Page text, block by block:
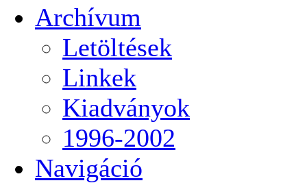
Archívum
Letöltések
Linkek
Kiadványok
1996-2002
Navigáció